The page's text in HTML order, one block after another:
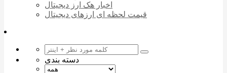
اخبار هک ارز دیجیتال
قیمت لحظه ای ارزهای دیجیتال
دسته بندی